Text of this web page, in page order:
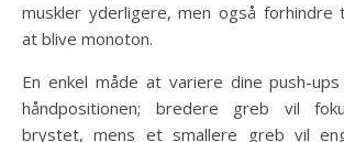
muskler yderligere, men også forhindre
at blive monoton.
En enkel måde at variere dine push-
håndpositionen; bredere greb vil
brystet, mens et smallere greb vil